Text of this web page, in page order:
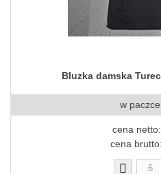
Bluzka damska
w
cena netto:
cena brutto: